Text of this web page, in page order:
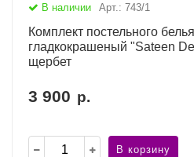
В наличии Арт.: 743/1
Комплект постельного
гладкокрашеный "Sateen
щербет
3 900 р.
В корзину